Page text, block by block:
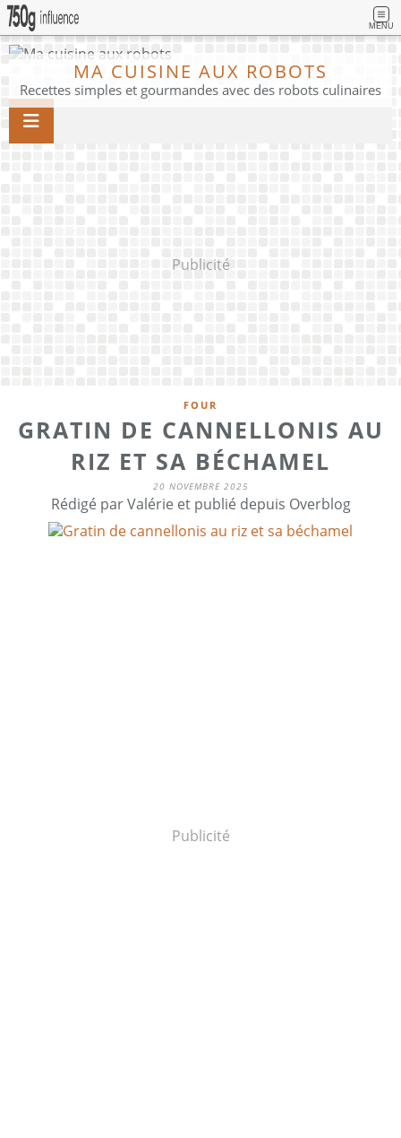
MENU
MA CUISINE AUX ROBOTS
Recettes simples et gourmandes avec des robots culinaires
Publicité
FOUR
GRATIN DE CANNELLONIS AU
RIZ ET SA BÉCHAMEL
20 NOVEMBRE 2025
Rédigé par Valérie et publié depuis Overblog
Publicité